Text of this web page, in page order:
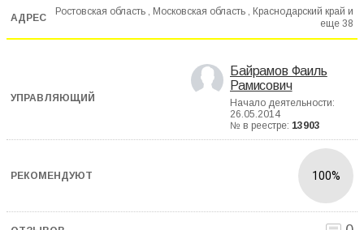
Ростовская область , Московская область , Краснодарский край и
еще 38
Байрамов Фаиль
Рамисович
Начало деятельности:
26.05.2014
№ в реестре: 13903
100%